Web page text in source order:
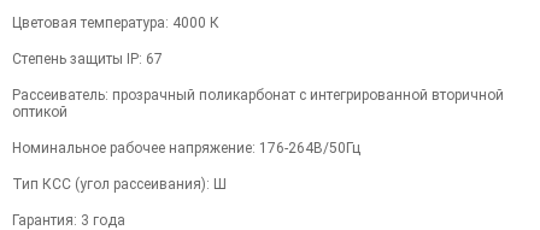
Цветовая температура: 4000 К
Степень защиты IP: 67
Рассеиватель: прозрачный поликарбонат с интегрированной вторичной
оптикой
Номинальное рабочее напряжение: 176-264В/50Гц
Тип КСС (угол рассеивания): Ш
Гарантия: 3 года